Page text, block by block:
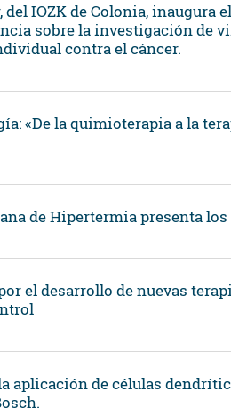
IOZK de Colonia, inaugura
sobre la investigación de
contra el cáncer.
«De la quimioterapia a la
de Hipertermia presenta
el desarrollo de nuevas
aplicación de células